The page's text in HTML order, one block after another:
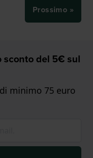
Prossimo »
sconto del 5€ sul
minimo 75 euro